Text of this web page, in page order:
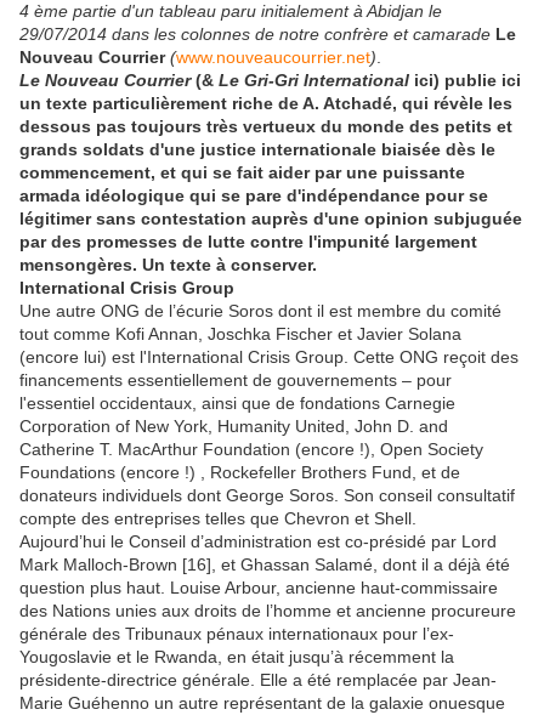
4 ème partie d'un tableau paru initialement à Abidjan le
29/07/2014 dans les colonnes de notre confrère et camarade Le
Nouveau Courrier(www.nouveaucourrier.net)
Le Nouveau Courrier(& Le Gri-Gri International ici) publie ici
un texte particulièrement riche de A. Atchadé, qui révèle les
dessous pas toujours très vertueux du monde des petits et
grands soldats d'une justice internationale biaisée dès le
commencement, et qui se fait aider par une puissante
armada idéologique qui se pare d'indépendance pour se
légitimer sans contestation auprès d'une opinion subjuguée
par des promesses de lutte contre l'impunité largement
mensongères. Un texte à conserver.
International Crisis Group
Une autre ONG de l’écurie Soros dont il est membre du comité
tout comme Kofi Annan, Joschka Fischer et Javier Solana
(encore lui) est l'International Crisis Group. Cette ONG reçoit des
financements essentiellement de gouvernements – pour
l'essentiel occidentaux, ainsi que de fondations Carnegie
Corporation of New York, Humanity United, John D. and
Catherine T. MacArthur Foundation (encore !), Open Society
Foundations (encore !) , Rockefeller Brothers Fund, et de
donateurs individuels dont George Soros. Son conseil consultatif
compte des entreprises telles que Chevron et Shell.
Aujourd’hui le Conseil d’administration est co-présidé par Lord
Mark Malloch-Brown [16], et Ghassan Salamé, dont il a déjà été
question plus haut. Louise Arbour, ancienne haut-commissaire
des Nations unies aux droits de l’homme et ancienne procureure
générale des Tribunaux pénaux internationaux pour l’ex-
Yougoslavie et le Rwanda, en était jusqu’à récemment la
présidente-directrice générale. Elle a été remplacée par Jean-
Marie Guéhenno un autre représentant de la galaxie onuesque